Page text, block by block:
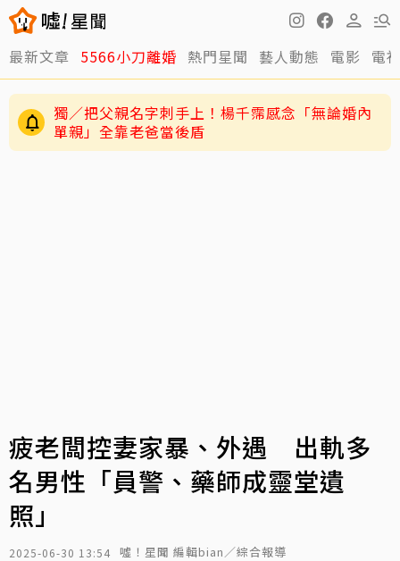
最新文章 5566小刀離婚 熱門星聞 藝人動態 電影 電
獨／把父親名字刺手上！楊千霈感念「無論婚內
單親」全靠老爸當後盾
疲老闆控妻家暴、外遇 出軌多
名男性「員警、藥師成靈堂遺
照」
2025-06-30 13:54 噓！星聞 編輯bian／綜合報導